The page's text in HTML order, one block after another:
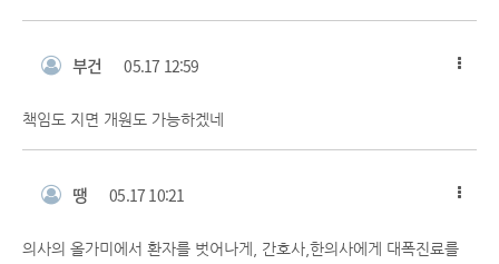
부건 05.17 12:59
책임도 지면 개원도 가능하겠네
땡 05.17 10:21
의사의 올가미에서 환자를 벗어나게, 간호사,한의사에게 대폭진료를